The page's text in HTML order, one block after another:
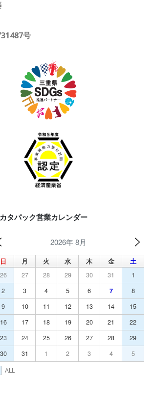
号
タパック営業カレンダー
2026年 8月
日 月 火 水 木 金
土
26
27 28 29 30 31
1
2
3 4 5 6 7
8
9
10 11 12 13 14
15
16
17 18 19 20 21
22
23
24 25 26 27 28
29
30
31 1 2 3 4 5
ALL